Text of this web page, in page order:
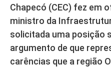
Chapecó (CEC) fez em
ministro da
solicitada uma posição
argumento de que
carências que a região